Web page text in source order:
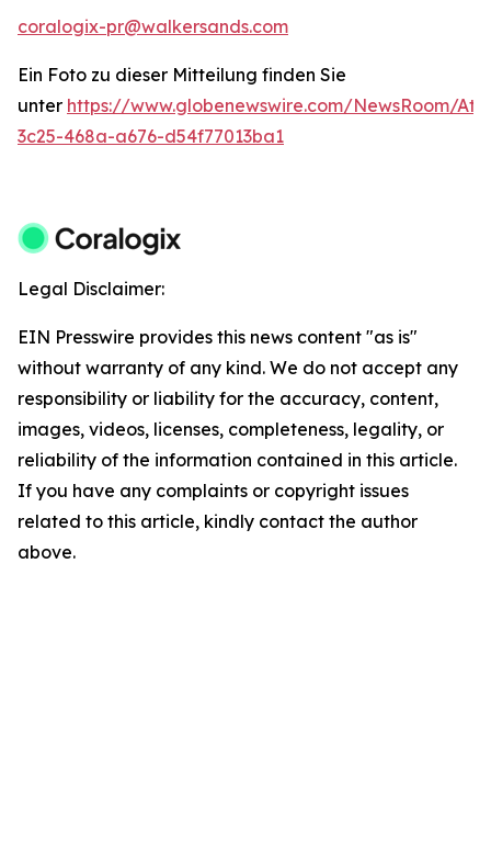
coralogix-pr@walkersands.com
Ein Foto zu dieser Mitteilung finden Sie
unter https://www.globenewswire.com/NewsRoom/
3c25-468a-a676-d54f77013ba1
Legal Disclaimer:
EIN Presswire provides this news content "as is"
without warranty of any kind. We do not accept any
responsibility or liability for the accuracy, content,
images, videos, licenses, completeness, legality, or
reliability of the information contained in this article.
If you have any complaints or copyright issues
related to this article, kindly contact the author
above.